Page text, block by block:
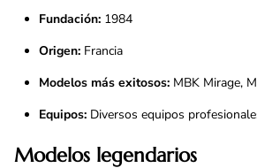
Fundación: 1984
Origen: Francia
Modelos más exitosos: MBK Mirage,
Equipos: Diversos equipos
Modelos legendarios